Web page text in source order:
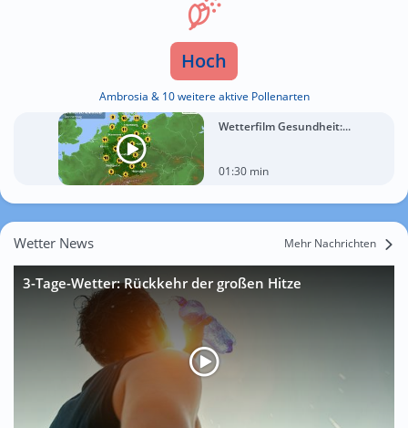
Hoch
Ambrosia & 10 weitere aktive Pollenarten
Wetterfilm Gesundheit:...
01:30 min
Wetter News Mehr Nachrichten
3-Tage-Wetter: Rückkehr der großen Hitze